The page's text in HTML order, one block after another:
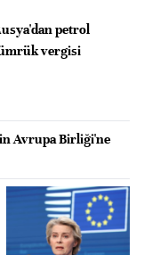
petrol
vergisi
Avrupa Birliği'ne